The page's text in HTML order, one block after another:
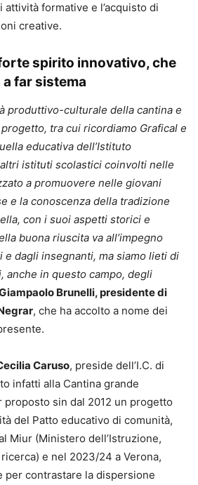
formative e l’acquisto di
creative.
spirito innovativo, che
far sistema
produttivo-culturale della cantina e
tra cui ricordiamo Grafical e
educativa dell’Istituto
istituti scolastici coinvolti nelle
a promuovere nelle giovani
e la conoscenza della tradizione
con i suoi aspetti storici e
buona riuscita va all’impegno
dagli insegnanti, ma siamo lieti di
anche in questo campo, degli
Brunelli, presidente di
, che ha accolto a nome dei
Caruso, preside dell’I.C. di
infatti alla Cantina grande
proposto sin dal 2012 un progetto
del Patto educativo di comunità,
Miur (Ministero dell’Istruzione,
e nel 2023/24 a Verona,
per contrastare la dispersione